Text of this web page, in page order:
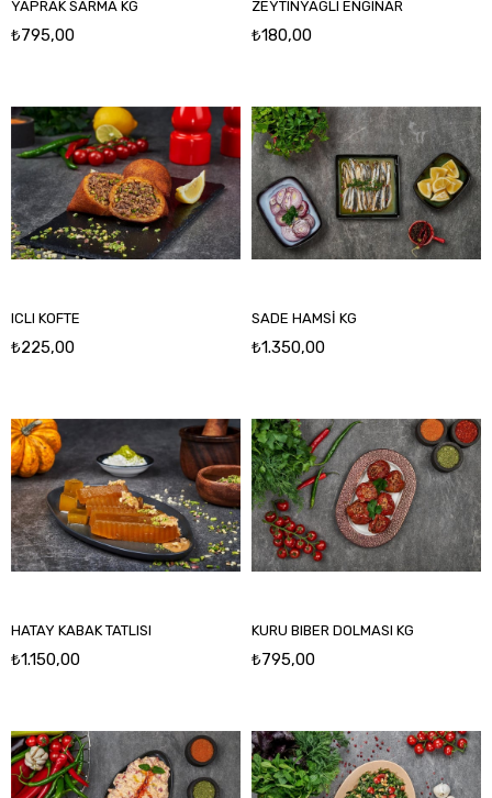
YAPRAK SARMA KG
₺795,00
ZEYTINYAGLI ENGINAR
₺180,00
ICLI KOFTE
₺225,00
SADE HAMSİ KG
₺1.350,00
HATAY KABAK TATLISI
₺1.150,00
KURU BIBER DOLMASI KG
₺795,00